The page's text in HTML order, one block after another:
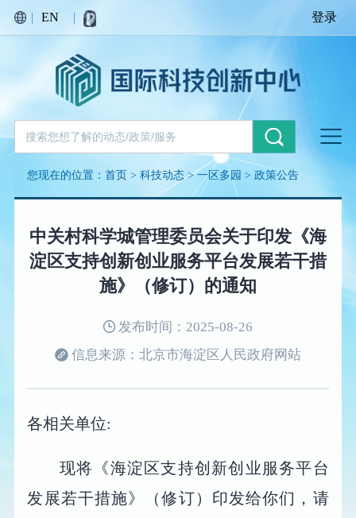
| EN | 登录
您现在的位置：首页 >科技动态>一区多园 >政策公告
中关村科学城管理委员会关于印发《海
淀区支持创新创业服务平台发展若干措
施》（修订）的通知
发布时间：2025-08-26
信息来源：北京市海淀区人民政府网站
各相关单位:
现将《海淀区支持创新创业服务平台
发展若干措施》（修订）印发给你们，请